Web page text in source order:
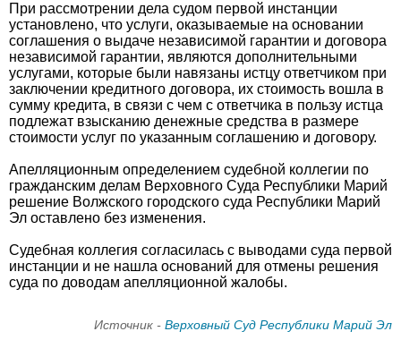
При рассмотрении дела судом первой инстанции
установлено, что услуги, оказываемые на основании
соглашения о выдаче независимой гарантии и договора
независимой гарантии, являются дополнительными
услугами, которые были навязаны истцу ответчиком при
заключении кредитного договора, их стоимость вошла в
сумму кредита, в связи с чем с ответчика в пользу истца
подлежат взысканию денежные средства в размере
стоимости услуг по указанным соглашению и договору.
Апелляционным определением судебной коллегии по
гражданским делам Верховного Суда Республики Марий
решение Волжского городского суда Республики Марий
Эл оставлено без изменения.
Судебная коллегия согласилась с выводами суда первой
инстанции и не нашла оснований для отмены решения
суда по доводам апелляционной жалобы.
Источник - Верховный Суд Республики Марий Эл